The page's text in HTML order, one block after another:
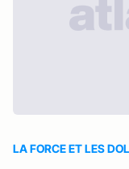
LA FORCE ET LES